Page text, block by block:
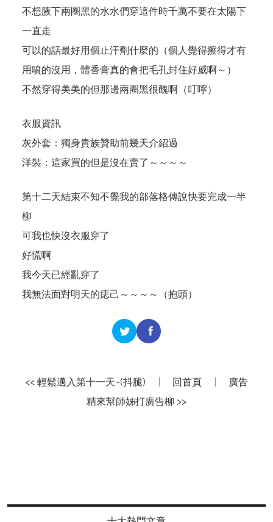
不想腋下兩圈黑的水水們穿這件時千萬不要在太陽下
一直走
可以的話最好用個止汗劑什麼的（個人覺得擦得才有
用噴的沒用，體香膏真的會把毛孔封住好威啊～）
不然穿得美美的但那邊兩圈黑很醜啊（叮嚀）
衣服資訊
灰外套：獨身貴族贊助前幾天介紹過
洋裝： 這家買的但是沒在賣了～～～～
第十二天結束不知不覺我的部落格傳說快要完成一半
柳
可我也快沒衣服穿了
好慌啊
我今天已經亂穿了
我無法面對明天的痣己～～～～（抱頭）
<< 輕鬆邁入第十一天~(抖腿) 回首頁
廣告
精來幫師姊打廣告柳 >>